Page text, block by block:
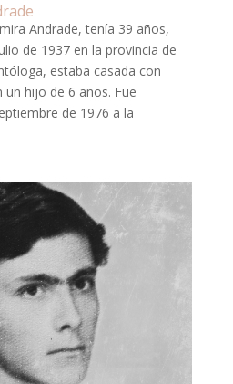
Andrade, tenía 39 años,
de 1937 en la provincia de
estaba casada con
un hijo de 6 años. Fue
de 1976 a la